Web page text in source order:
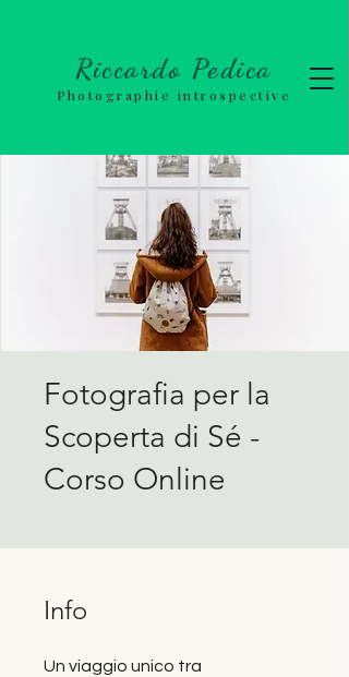
Riccardo Pedica
Photographie introspective
Fotografia per la
Scoperta di Sé -
Corso Online
Info
Un viaggio unico tra